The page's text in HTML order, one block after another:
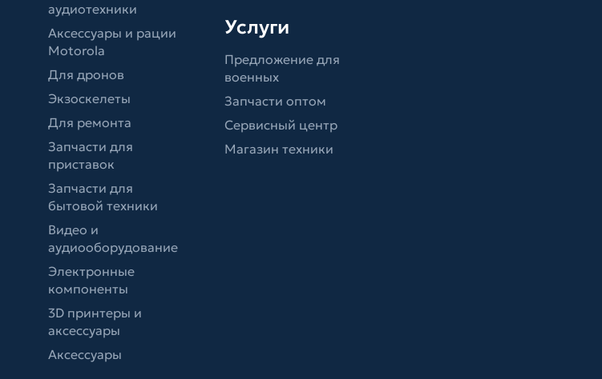
аудиотехники
Аксессуары и рации
Motorola
Для дронов
Экзоскелеты
Для ремонта
Запчасти для
приставок
Запчасти для
бытовой техники
Видео и
аудиооборудование
Электронные
компоненты
3D принтеры и
аксессуары
Аксессуары
Услуги
Предложение для
военных
Запчасти оптом
Сервисный центр
Магазин техники